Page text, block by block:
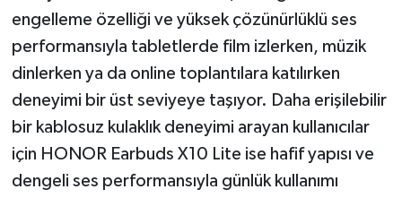
engelleme özelliği ve yüksek çözünürlüklü ses
performansıyla tabletlerde film izlerken, müzik
dinlerken ya da online toplantılara katılırken
deneyimi bir üst seviyeye taşıyor. Daha erişilebilir
bir kablosuz kulaklık deneyimi arayan kullanıcılar
için HONOR Earbuds X10 Lite ise hafif yapısı ve
dengeli ses performansıyla günlük kullanımı